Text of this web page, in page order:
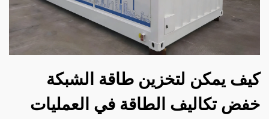
كيف يمكن لتخزين طاقة الشبكة
خفض تكاليف الطاقة في العمليات